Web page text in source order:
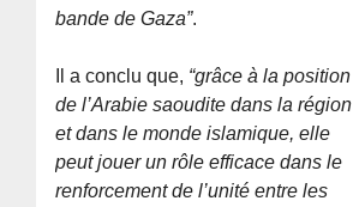
bande de Gaza”.
Il a conclu que, “grâce à la position
de l’Arabie saoudite dans la région
et dans le monde islamique, elle
peut jouer un rôle efficace dans le
renforcement de l’unité entre les